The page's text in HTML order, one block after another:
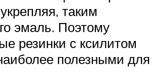
таким
эмаль. Поэтому
резинки с ксилитом
полезными для